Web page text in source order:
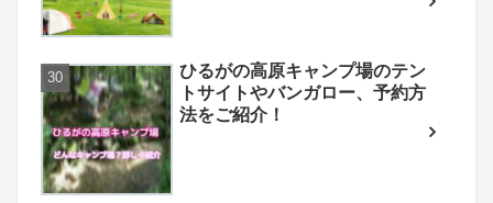
ひるがの高原キャンプ場のテン
トサイトやバンガロー、予約方
法をご紹介！